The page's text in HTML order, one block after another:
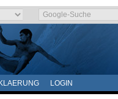
LOGIN